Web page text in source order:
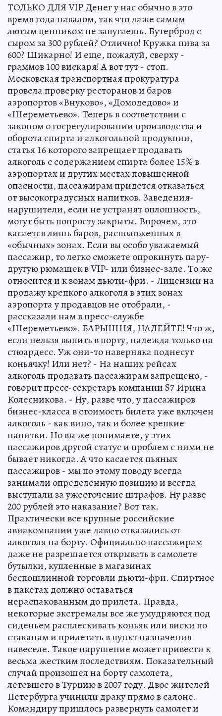
ТОЛЬКО ДЛЯ VIP Денег у нас обычно в это
время года навалом, так что даже самым
лютым ценником не запугаешь. Бутерброд с
сыром за 300 рублей? Отлично! Кружка пива за
600? Шикарно! И еще, пожалуй, сверху -
граммов 100 вискаря! А вот тут - стоп.
Московская транспортная прокуратура
провела проверку ресторанов и баров
аэропортов «Внуково», «Домодедово» и
«Шереметьево». Теперь в соответствии с
законом о госрегулировании производства и
оборота спирта и алкогольной продукции,
статья 16 которого запрещает продавать
алкоголь с содержанием спирта более 15% в
аэропортах и других местах повышенной
опасности, пассажирам придется отказаться
от высокоградусных напитков. Заведения-
нарушители, если не устранят оплошность,
могут быть попросту закрыты. Впрочем, это
касается лишь баров, расположенных в
«обычных» зонах. Если вы особо уважаемый
пассажир, то легко сможете опрокинуть пару-
другую рюмашек в VIP- или бизнес-зале. То же
относится и к зонам дьюти-фри. - Лицензии на
продажу крепкого алкоголя в этих зонах
аэропорта у продавцов не отобрали, -
рассказали нам в пресс-службе
«Шереметьево». БАРЫШНЯ, НАЛЕЙТЕ! Что ж,
если нельзя выпить в порту, надежда только на
стюардесс. Уж они-то наверняка поднесут
коньячку! Или нет? - На наших рейсах
алкоголь продавать пассажирам запрещено, -
говорит пресс-секретарь компании S7 Ирина
Колесникова. - Ну, разве что, у пассажиров
бизнес-класса в стоимость билета уже включен
алкоголь - как вино, так и более крепкие
напитки. Но вы же понимаете, у этих
пассажиров другой статус и проблем с ними не
бывает никогда. А что касается пьяных
пассажиров - мы по этому поводу всегда
занимали определенную позицию и всегда
выступали за ужесточение штрафов. Ну разве
200 рублей это наказание? Вот так.
Практически все крупные российские
авиакомпании уже давно отказались от
алкоголя на борту. Официально пассажирам
даже не разрешается открывать в самолете
бутылки, купленные в магазинах
беспошлинной торговли дьюти-фри. Спиртное
в пакетах должно оставаться
нераспакованным до прилета. Правда,
некоторые экстремалы все же умудряются под
сиденьем расплескивать коньяк или виски по
стаканам и прилетать в пункт назначения
навеселе. Такое нарушение может привести к
весьма жестким последствиям. Показательный
случай произошел на борту самолета,
летевшего в Турцию в 2007 году. Двое жителей
Петербурга учинили драку прямо в салоне.
Командиру пришлось развернуть самолет и